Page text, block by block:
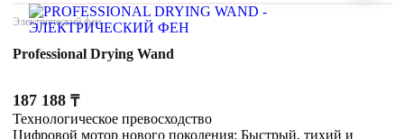
Электрический фен
Professional Drying Wand
187 188 ₸
Технологическое превосходство
Цифровой мотор нового поколения: Быстрый, тихий и